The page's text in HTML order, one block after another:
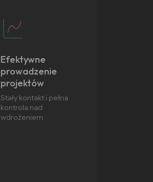
Efektywne
prowadzenie
projektów
Stały kontakt i pełna
kontrola nad
wdrożeniem